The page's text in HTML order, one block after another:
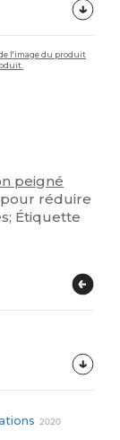
l'image du produit
peigné
pour réduire
Étiquette
2020